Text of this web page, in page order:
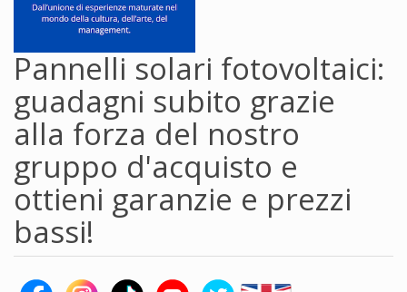
Pannelli solari fotovoltaici:
guadagni subito grazie
alla forza del nostro
gruppo d'acquisto e
ottieni garanzie e prezzi
bassi!